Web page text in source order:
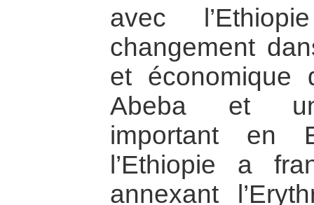
avec
changement
et économique
Abeba et un
important en
l’Ethiopie a
annexant